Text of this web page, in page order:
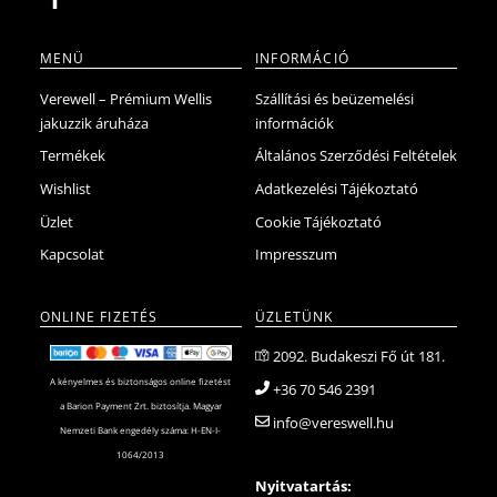
MENÜ
Verewell – Prémium Wellis
jakuzzik áruháza
Termékek
Wishlist
Üzlet
Kapcsolat
INFORMÁCIÓ
Szállítási és beüzemelési
információk
Általános Szerződési Feltételek
Adatkezelési Tájékoztató
Cookie Tájékoztató
Impresszum
ONLINE FIZETÉS
A kényelmes és biztonságos online fizetést
a Barion Payment Zrt. biztosítja. Magyar
Nemzeti Bank engedély száma: H-EN-I-
1064/2013
ÜZLETÜNK
2092. Budakeszi Fő út 181.
+36 70 546 2391
info@vereswell.hu
Nyitvatartás: